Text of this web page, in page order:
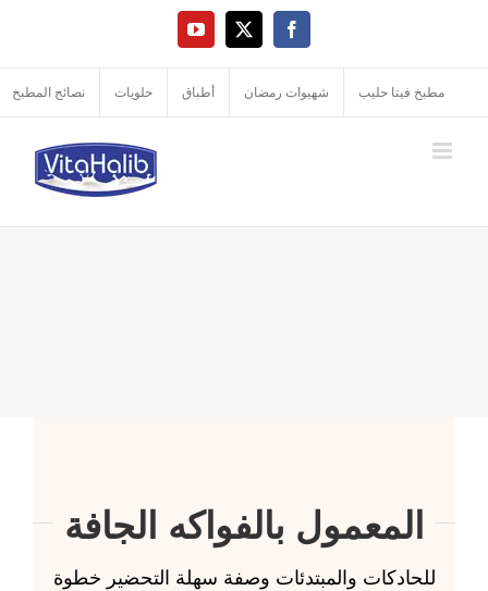
content
Facebook
X
YouTube
مطبخ فيتا حليب شهيوات رمضان أطباق حلويات نصائح المطبخ
المعمول بالفواكه الجافة
للحادكات والمبتدئات وصفة سهلة التحضير خطوة